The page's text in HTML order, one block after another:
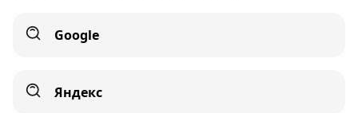
Google
Яндекс